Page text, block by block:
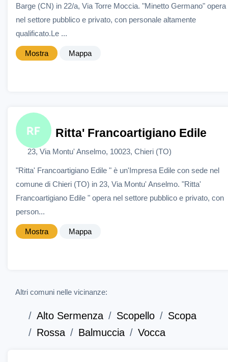
Barge (CN) in 22/a, Via Torre Moccia. "Minetto Germano" opera
nel settore pubblico e privato, con personale altamente
qualificato.Le ...
Mostra Mappa
Ritta' Francoartigiano Edile
23, Via Montu' Anselmo, 10023, Chieri (TO)
"Ritta' Francoartigiano Edile " è un'Impresa Edile con sede nel
comune di Chieri (TO) in 23, Via Montu' Anselmo. "Ritta'
Francoartigiano Edile " opera nel settore pubblico e privato, con
person...
Mostra Mappa
Altri comuni nelle vicinanze:
Alto Sermenza Scopello
Scopa
Rossa
Balmuccia Vocca